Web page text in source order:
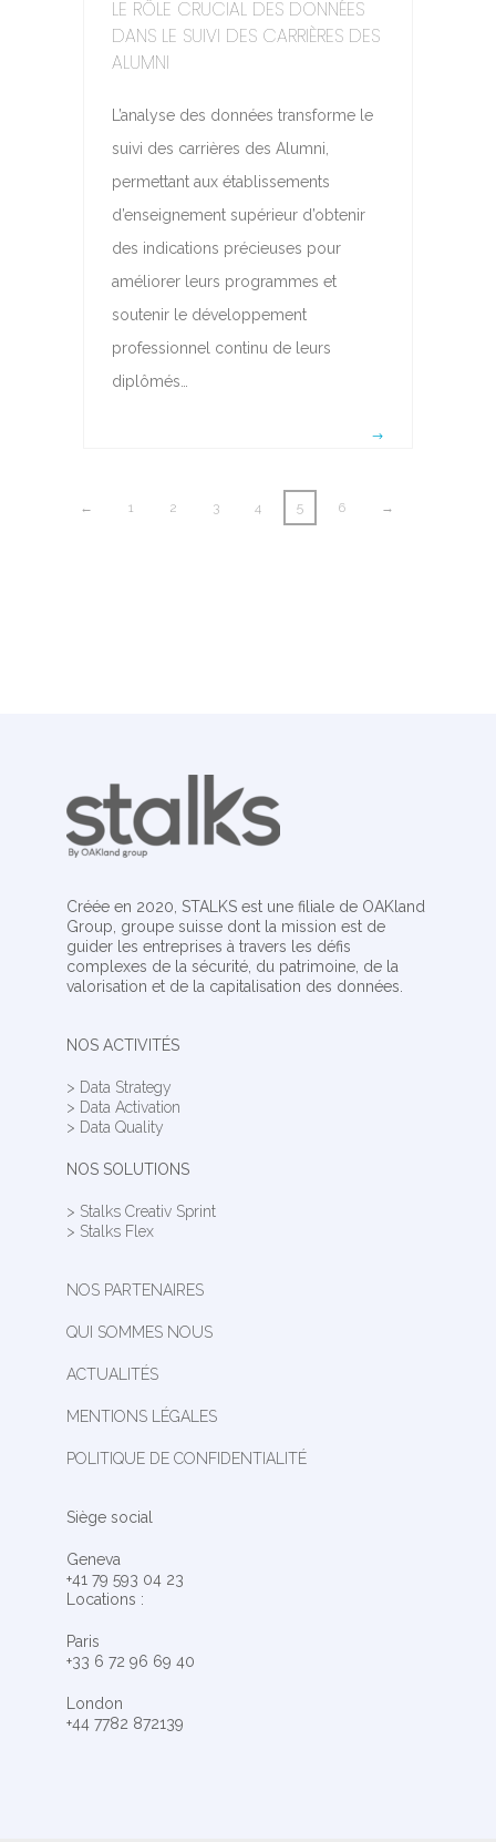
LE RÔLE CRUCIAL DES DONNÉES
DANS LE SUIVI DES CARRIÈRES DES
ALUMNI
L’analyse des données transforme le
suivi des carrières des Alumni,
permettant aux établissements
d’enseignement supérieur d’obtenir
des indications précieuses pour
améliorer leurs programmes et
soutenir le développement
professionnel continu de leurs
diplômés…
← 1 2 3 4 5 6 →
Créée en 2020, STALKS est une filiale de OAKland
Group, groupe suisse dont la mission est de
guider les entreprises à travers les défis
complexes de la sécurité, du patrimoine, de la
valorisation et de la capitalisation des données.
NOS ACTIVITÉS
> Data Strategy
> Data Activation
> Data Quality
NOS SOLUTIONS
> Stalks Creativ Sprint
> Stalks Flex
NOS PARTENAIRES
QUI SOMMES NOUS
ACTUALITÉS
MENTIONS LÉGALES
POLITIQUE DE CONFIDENTIALITÉ
Siège social
Geneva
+41 79 593 04 23
Locations :
Paris
+33 6 72 96 69 40
London
+44 7782 872139